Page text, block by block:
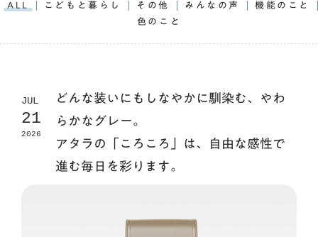
ALL こどもと暮らし その他 みんなの声
機能のこと
色のこと
JUL
21
2026
どんな装いにもしなやかに馴染む、やわ
らかなグレー。
アタラの「ころころ」は、自由な感性で
進む毎日を彩ります。